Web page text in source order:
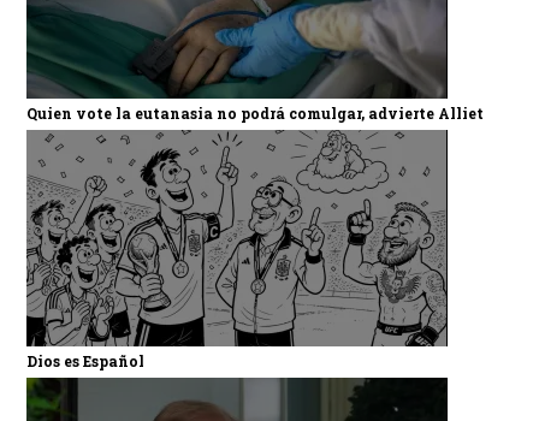
Quien vote la eutanasia no podrá comulgar, advierte Alliet
Dios es Español